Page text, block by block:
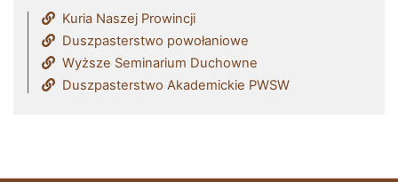
Kuria Naszej Prowincji
Duszpasterstwo powołaniowe
Wyższe Seminarium Duchowne
Duszpasterstwo Akademickie PWSW